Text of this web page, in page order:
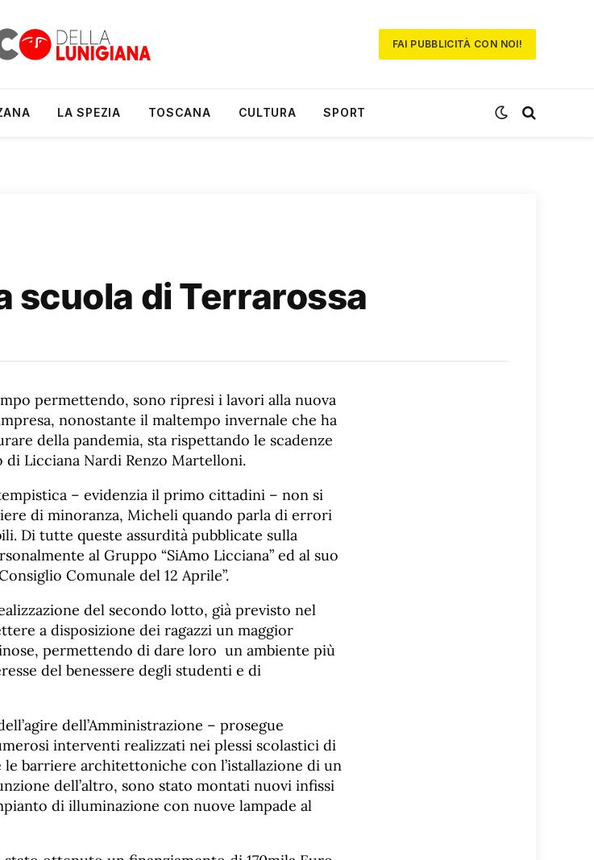
FAI PUBBLICITÀ CON NOI!
LA SPEZIA TOSCANA CULTURA SPORT
scuola di Terrarossa
permettendo, sono ripresi i lavori alla nuova
nonostante il maltempo invernale che ha
della pandemia, sta rispettando le scadenze
di Licciana Nardi Renzo Martelloni.
– evidenzia il primo cittadini – non si
di minoranza, Micheli quando parla di errori
Di tutte queste assurdità pubblicate sulla
al Gruppo “SiAmo Licciana” ed al suo
Comunale del 12 Aprile”.
del secondo lotto, già previsto nel
a disposizione dei ragazzi un maggior
permettendo di dare loro un ambiente più
del benessere degli studenti e di
dell’Amministrazione – prosegue
interventi realizzati nei plessi scolastici di
le barriere architettoniche con l’istallazione di un
dell’altro, sono stato montati nuovi infissi
di illuminazione con nuove lampade al